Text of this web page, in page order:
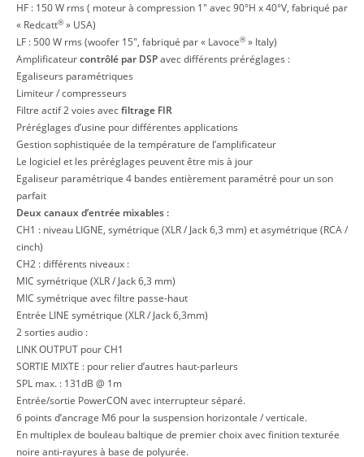
HF : 150 W rms ( moteur à compression 1″ avec 90°H x 40°V, fabriqué par
« Redcatt® » USA)
LF : 500 W rms (woofer 15″, fabriqué par « Lavoce® » Italy)
Amplificateurcontrôlé par DSPavec différents préréglages :
Egaliseurs paramétriques
Limiteur / compresseurs
Filtre actif 2 voies avecfiltrage FIR
Préréglages d’usine pour différentes applications
Gestion sophistiquée de la température de l’amplificateur
Le logiciel et les préréglages peuvent être mis à jour
Egaliseur paramétrique 4 bandes entièrement paramétré pour un son
parfait
Deux canaux d’entrée mixables :
CH1 : niveau LIGNE, symétrique (XLR / Jack 6,3 mm) et asymétrique (RCA /
cinch)
CH2 : différents niveaux :
MIC symétrique (XLR / Jack 6,3 mm)
MIC symétrique avec filtre passe-haut
Entrée LINE symétrique (XLR / Jack 6,3mm)
2 sorties audio :
LINK OUTPUT pour CH1
SORTIE MIXTE : pour relier d’autres haut-parleurs
SPL max. : 131dB @ 1m
Entrée/sortie PowerCON avec interrupteur séparé.
6 points d’ancrage M6 pour la suspension horizontale / verticale.
En multiplex de bouleau baltique de premier choix avec finition texturée
noire anti-rayures à base de polyurée.